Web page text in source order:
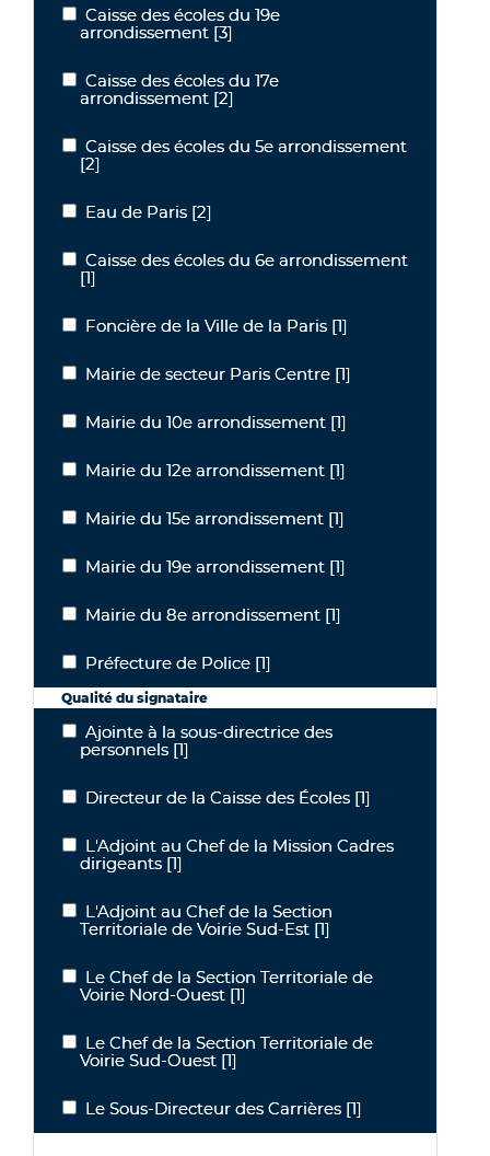
Caisse des écoles du 19e arrondissement
Caisse des écoles du 19e
arrondissement [3]
Caisse des écoles du 17e arrondissement
Caisse des écoles du 17e
arrondissement [2]
Caisse des écoles du 5e arrondissement
Caisse des écoles du 5e arrondissement
[2]
Eau de Paris
Eau de Paris [2]
Caisse des écoles du 6e arrondissement
Caisse des écoles du 6e arrondissement
[1]
Foncière de la Ville de la Paris
Foncière de la Ville de la Paris [1]
Mairie de secteur Paris Centre
Mairie de secteur Paris Centre [1]
Mairie du 10e arrondissement
Mairie du 10e arrondissement [1]
Mairie du 12e arrondissement
Mairie du 12e arrondissement [1]
Mairie du 15e arrondissement
Mairie du 15e arrondissement [1]
Mairie du 19e arrondissement
Mairie du 19e arrondissement [1]
Mairie du 8e arrondissement
Mairie du 8e arrondissement [1]
Préfecture de Police
Préfecture de Police [1]
Qualité du signataire
Ajointe à la sous-directrice des personnels
Ajointe à la sous-directrice des
personnels [1]
Directeur de la Caisse des Écoles
Directeur de la Caisse des Écoles [1]
L'Adjoint au Chef de la Mission Cadres dirigeants
L'Adjoint au Chef de la Mission Cadres
dirigeants [1]
L'Adjoint au Chef de la Section Territoriale de Voirie Sud-Est
L'Adjoint au Chef de la Section
Territoriale de Voirie Sud-Est [1]
Le Chef de la Section Territoriale de Voirie Nord-Ouest
Le Chef de la Section Territoriale de
Voirie Nord-Ouest [1]
Le Chef de la Section Territoriale de Voirie Sud-Ouest
Le Chef de la Section Territoriale de
Voirie Sud-Ouest [1]
Le Sous-Directeur des Carrières
Le Sous-Directeur des Carrières [1]